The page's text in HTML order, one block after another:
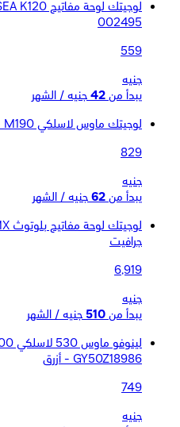
002495
559
جنيه
يبدأ من 42 جنيه / الشهر
لوجيتك ماوس لاسلكي M190 - أزرق
829
جنيه
يبدأ من 62 جنيه / الشهر
جرافيت
6,919
جنيه
يبدأ من 510 جنيه / الشهر
GY50Z18986 - أزرق
749
جنيه